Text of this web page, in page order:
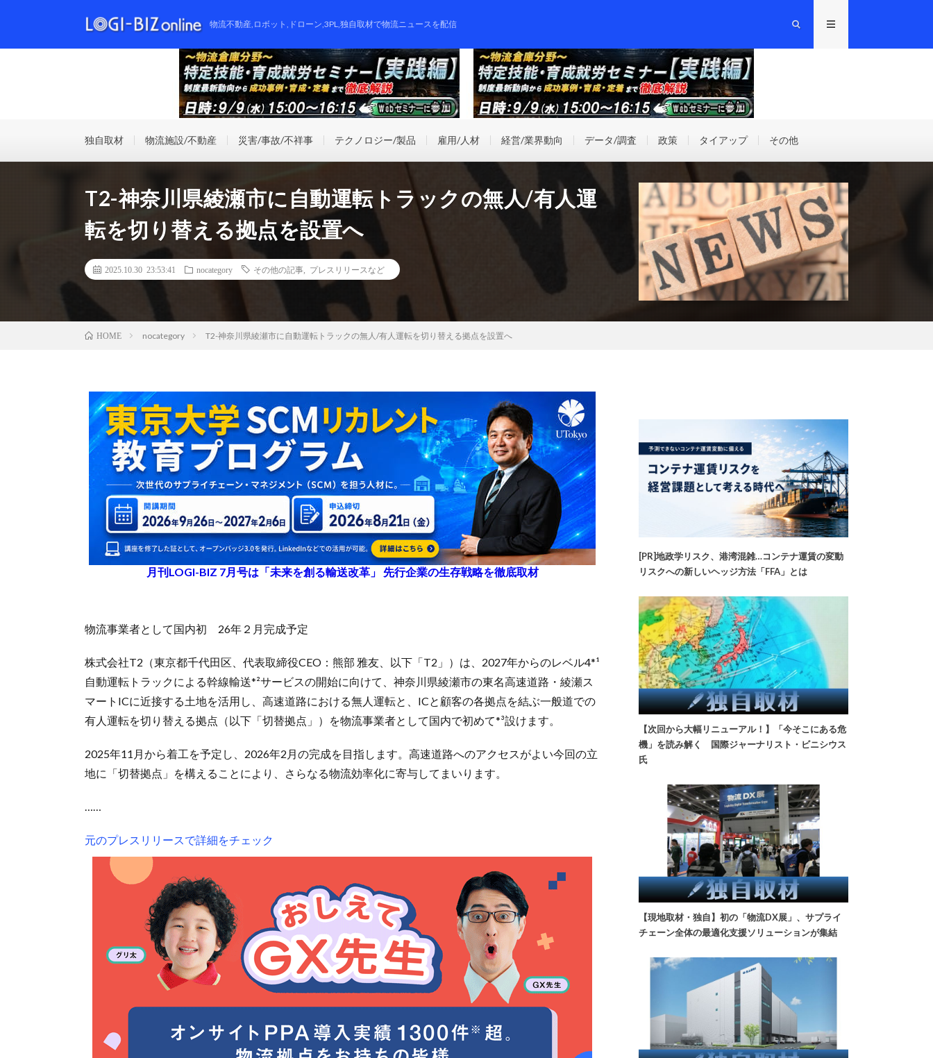
物流不動産,ロボット,ドローン,3PL,独自取材で物流ニュースを配信
独自取材 物流施設/不動産 災害/事故/不祥事 テクノロジー/製品 雇用/人材 経営/業界動向 データ/調査 政策 タイアップ その他
T2-神奈川県綾瀬市に自動運転トラックの無人/有人運
転を切り替える拠点を設置へ
2025.10.30 23:53:41 nocategory その他の記事 プレスリリースなど
HOME nocategory T2-神奈川県綾瀬市に自動運転トラックの無人/有人運転を切り替える拠点を設置へ
月刊LOGI-BIZ 7月号は「未来を創る輸送改革」 先行企業の生存戦略を徹底取材
物流事業者として国内初 26年２月完成予定
株式会社T2（東京都千代田区、代表取締役CEO：熊部 雅友、以下「T2」）は、2027年からのレベル4*¹
自動運転トラックによる幹線輸送*²サービスの開始に向けて、神奈川県綾瀬市の東名高速道路・綾瀬ス
マートICに近接する土地を活用し、高速道路における無人運転と、ICと顧客の各拠点を結ぶ一般道での
有人運転を切り替える拠点（以下「切替拠点」）を物流事業者として国内で初めて*³設けます。
2025年11月から着工を予定し、2026年2月の完成を目指します。高速道路へのアクセスがよい今回の立
地に「切替拠点」を構えることにより、さらなる物流効率化に寄与してまいります。
……
元のプレスリリースで詳細をチェック
[PR]地政学リスク、港湾混雑…コンテナ運賃の変動
リスクへの新しいヘッジ方法「FFA」とは
【次回から大幅リニューアル！】「今そこにある危
機」を読み解く 国際ジャーナリスト・ビニシウス
氏
【現地取材・独自】初の「物流DX展」、サプライ
チェーン全体の最適化支援ソリューションが集結